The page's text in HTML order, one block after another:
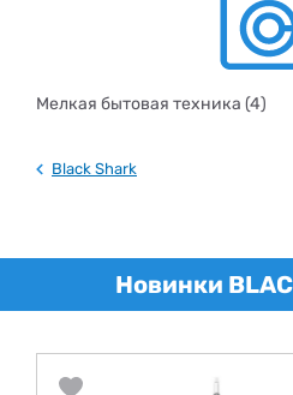
Мелкая бытовая техника (4)
Black Shark
Новинки